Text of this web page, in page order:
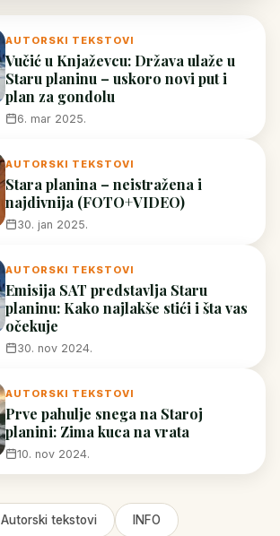
AUTORSKI TEKSTOVI
Vučić u Knjaževcu: Država ulaže u
Staru planinu – uskoro novi put i
plan za gondolu
6. mar 2025.
AUTORSKI TEKSTOVI
Stara planina – neistražena i
najdivnija (FOTO+VIDEO)
30. jan 2025.
AUTORSKI TEKSTOVI
Emisija SAT predstavlja Staru
planinu: Kako najlakše stići i šta vas
očekuje
30. nov 2024.
AUTORSKI TEKSTOVI
Prve pahulje snega na Staroj
planini: Zima kuca na vrata
10. nov 2024.
Autorski tekstovi INFO